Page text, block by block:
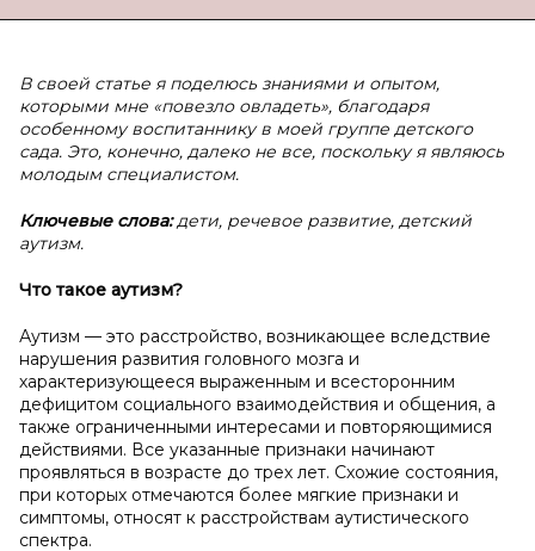
В своей статье я поделюсь знаниями и опытом,
которыми мне «повезло овладеть», благодаря
особенному воспитаннику в моей группе детского
сада. Это, конечно, далеко не все, поскольку я являюсь
молодым специалистом.
Ключевые слова:дети, речевое развитие, детский
аутизм.
Что такое аутизм?
Аутизм — это расстройство, возникающее вследствие
нарушения развития головного мозга и
характеризующееся выраженным и всесторонним
дефицитом социального взаимодействия и общения, а
также ограниченными интересами и повторяющимися
действиями. Все указанные признаки начинают
проявляться в возрасте до трех лет. Схожие состояния,
при которых отмечаются более мягкие признаки и
симптомы, относят к расстройствам аутистического
спектра.